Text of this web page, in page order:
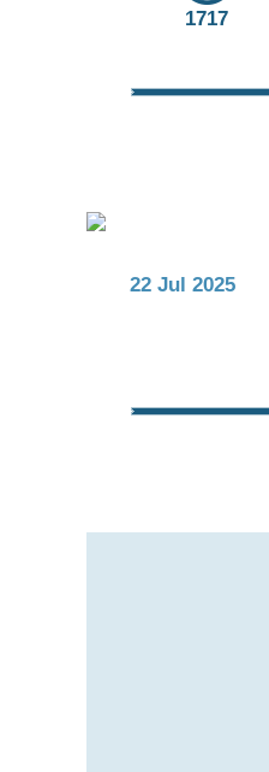
1717
22 Jul 2025